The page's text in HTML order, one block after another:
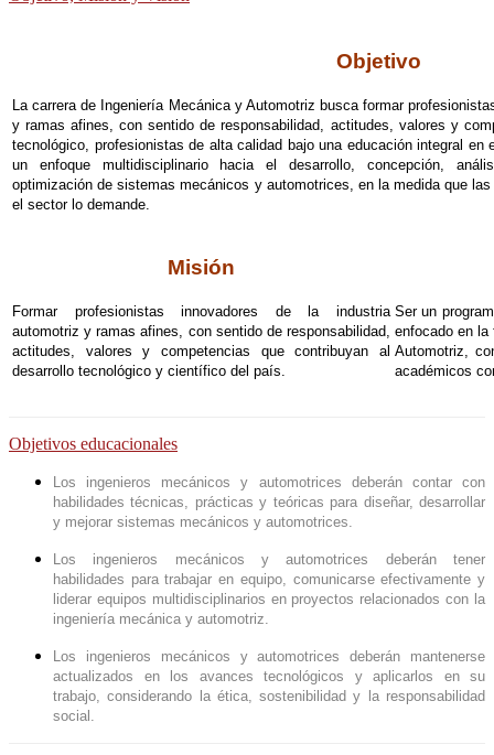
Objetivo
La carrera de Ingeniería Mecánica y Automotriz busca formar
y ramas afines, con sentido de responsabilidad, actitudes, valores y
tecnológico, profesionistas de alta calidad bajo una educación integral en
un enfoque multidisciplinario hacia el desarrollo, concepción,
optimización de sistemas mecánicos y automotrices, en la medida que
el sector lo demande.
Misión
Formar profesionistas innovadores de la industria
automotriz y ramas afines, con sentido de responsabilidad,
actitudes, valores y competencias que contribuyan al
desarrollo tecnológico y científico del país.
Ser un
enfocado en
Automotriz,
académicos
Objetivos educacionales
Los ingenieros mecánicos y automotrices deberán contar con
habilidades técnicas, prácticas y teóricas para diseñar, desarrollar
y mejorar sistemas mecánicos y automotrices.
Los ingenieros mecánicos y automotrices deberán tener
habilidades para trabajar en equipo, comunicarse efectivamente y
liderar equipos multidisciplinarios en proyectos relacionados con la
ingeniería mecánica y automotriz.
Los ingenieros mecánicos y automotrices deberán mantenerse
actualizados en los avances tecnológicos y aplicarlos en su
trabajo, considerando la ética, sostenibilidad y la responsabilidad
social.